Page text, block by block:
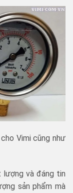
Vimi cũng như
lượng và đáng tin
sản phẩm mà